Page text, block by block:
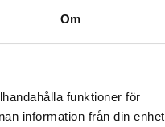
Om
funktioner för
information från din enhet